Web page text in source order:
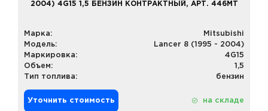
2004) 4G15 1,5 БЕНЗИН КОНТРАКТНЫЙ, АРТ. 446MT
Марка:
Mitsubishi
Модель:
Lancer 8 (1995 - 2004)
Маркировка:
4G15
Объем:
1,5
Тип топлива:
бензин
Уточнить стоимость на складе